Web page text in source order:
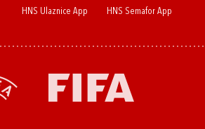
HNS Ulaznice App HNS Semafor App